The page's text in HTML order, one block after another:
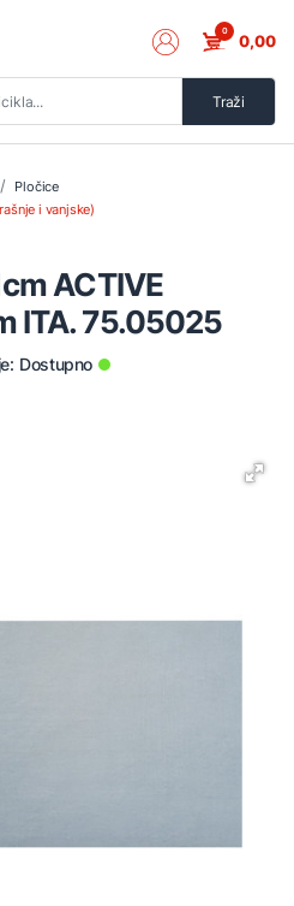
Traži
0 0,00
Pločice
i vanjske)
ACTIVE
ITA. 75.05025
Dostupno